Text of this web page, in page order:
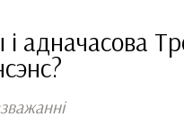
і адначасова